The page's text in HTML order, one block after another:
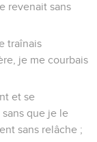
revenait sans
traînais
je me courbais
et se
que je le
sans relâche ;